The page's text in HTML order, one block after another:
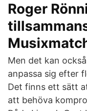
Roger
Men det kan
anpassa sig efter
Det finns ett sätt
att behöva